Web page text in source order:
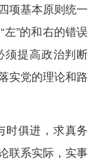
项基本原则统一
”的和右的错误
须提高政治判断
实党的理论和路
时俱进，求真务
联系实际，实事